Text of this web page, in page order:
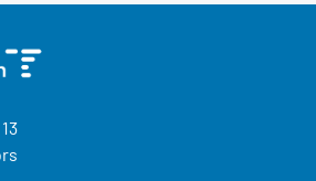
13